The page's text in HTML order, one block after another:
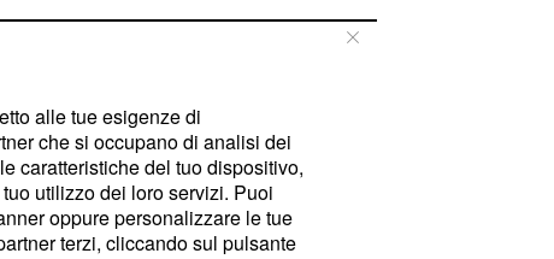
alle tue esigenze di
che si occupano di analisi dei
caratteristiche del tuo dispositivo,
utilizzo dei loro servizi. Puoi
oppure personalizzare le tue
terzi, cliccando sul pulsante